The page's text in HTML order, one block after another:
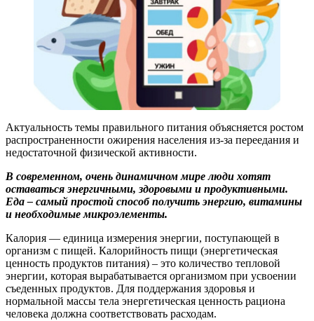
Актуальность темы правильного питания объясняется ростом
распространенности ожирения населения из-за переедания и
недостаточной физической активности.
В современном, очень динамичном мире люди хотят
оставаться энергичными, здоровыми и продуктивными.
Еда – самый простой способ получить энергию, витамины
и необходимые микроэлементы.
Калория — единица измерения энергии, поступающей в
организм с пищей. Калорийность пищи (энергетическая
ценность продуктов питания) – это количество тепловой
энергии, которая вырабатывается организмом при усвоении
съеденных продуктов. Для поддержания здоровья и
нормальной массы тела энергетическая ценность рациона
человека должна соответствовать расходам.